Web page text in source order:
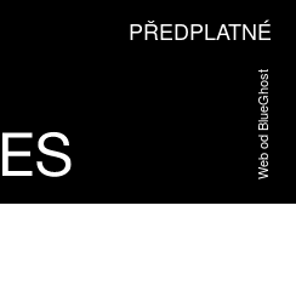
PŘEDPLATNÉ
Web od BlueGhost